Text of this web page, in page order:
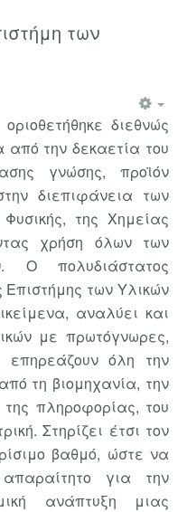
των
διεθνώς
την δεκαετία του
γνώσης, προϊόν
διεπιφάνεια των
της Χημείας
χρήση όλων των
Ο πολυδιάστατος
Επιστήμης των Υλικών
αναλύει και
με πρωτόγνωρες,
επηρεάζουν όλη την
τη βιομηχανία, την
της πληροφορίας, του
Στηρίζει έτσι τον
βαθμό, ώστε να
για την
ανάπτυξη μιας